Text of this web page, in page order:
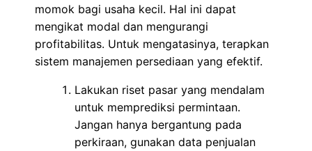
momok bagi usaha kecil. Hal ini dapat
mengikat modal dan mengurangi
profitabilitas. Untuk mengatasinya, terapkan
sistem manajemen persediaan yang efektif.
Lakukan riset pasar yang mendalam
untuk memprediksi permintaan.
Jangan hanya bergantung pada
perkiraan, gunakan data penjualan